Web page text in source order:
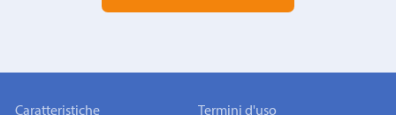
Caratteristiche Termini d'uso